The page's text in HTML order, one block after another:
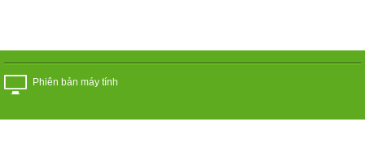
Phiên bản máy tính